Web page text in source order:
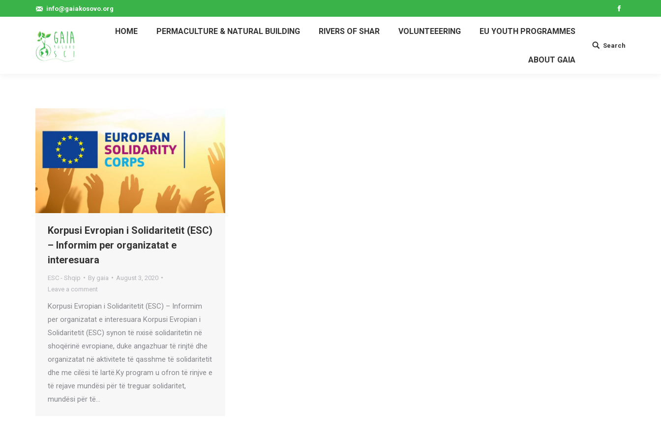
info@gaiakosovo.org Facebook
HOME PERMACULTURE & NATURAL BUILDING RIVERS OF SHAR VOLUNTEEERING EU YOUTH PROGRAMMES
ABOUT GAIA
Search:
Search
Korpusi Evropian i Solidaritetit (ESC)
– Informim per organizatat e
interesuara
ESC - Shqip By gaia
August 3, 2020
Leave a comment
Korpusi Evropian i Solidaritetit (ESC) – Informim
per organizatat e interesuara Korpusi Evropian i
Solidaritetit (ESC) synon të nxisë solidaritetin në
shoqërinë evropiane, duke angazhuar të rinjtë dhe
organizatat në aktivitete të qasshme të solidaritetit
dhe me cilësi të lartë.Ky program u ofron të rinjve e
të rejave mundësi për të treguar solidaritet,
mundësi për të…